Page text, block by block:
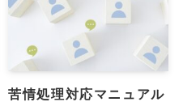
苦情処理対応マニュアル